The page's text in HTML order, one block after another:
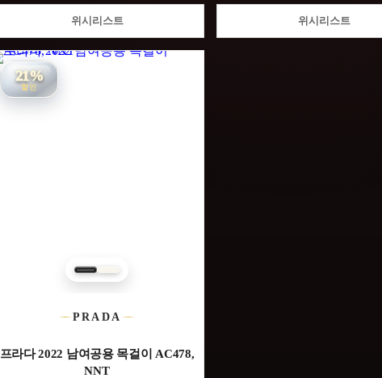
위시리스트 위시리스트
21%
할인
PRADA
프라다 2022 남여공용 목걸이 AC478,
NNT